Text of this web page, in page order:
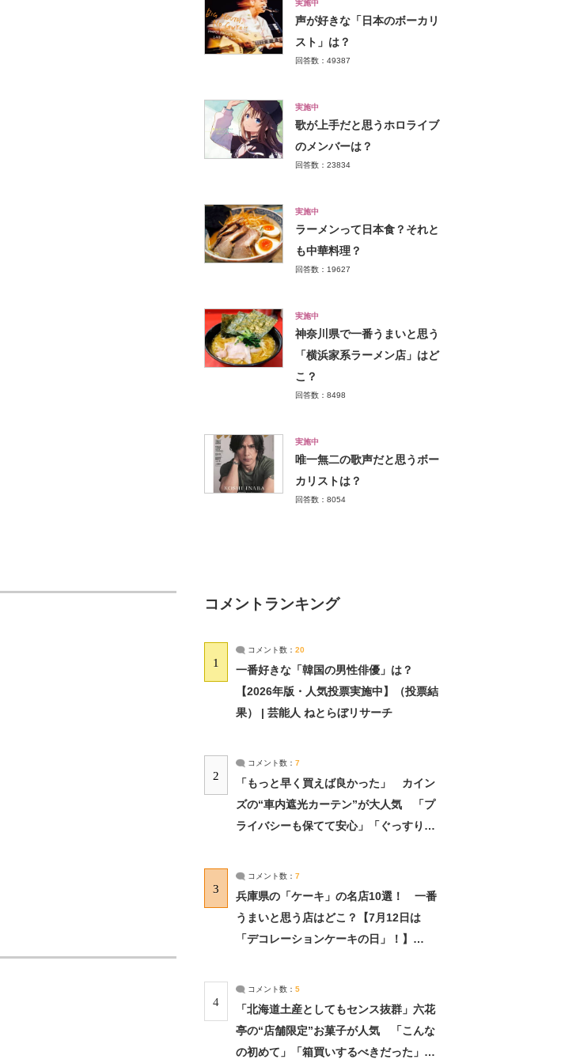
実施中
声が好きな「日本のボーカリ
スト」は？
回答数：49387
実施中
歌が上手だと思うホロライブ
のメンバーは？
回答数：23834
実施中
ラーメンって日本食？それと
も中華料理？
回答数：19627
実施中
神奈川県で一番うまいと思う
「横浜家系ラーメン店」はど
こ？
回答数：8498
実施中
唯一無二の歌声だと思うボー
カリストは？
回答数：8054
コメントランキング
1
コメント数： 20
一番好きな「韓国の男性俳優」は？
【2026年版・人気投票実施中】（投票結
果） | 芸能人 ねとらぼリサーチ
2
コメント数： 7
「もっと早く買えば良かった」 カイン
ズの“車内遮光カーテン”が大人気 「プ
ライバシーも保てて安心」「ぐっすり眠
3
コメント数： 7
兵庫県の「ケーキ」の名店10選！ 一番
うまいと思う店はどこ？【7月12日は
「デコレーションケーキの日」！】
4
コメント数： 5
「北海道土産としてもセンス抜群」六花
亭の“店舗限定”お菓子が人気 「こんな
の初めて」「箱買いするべきだった」